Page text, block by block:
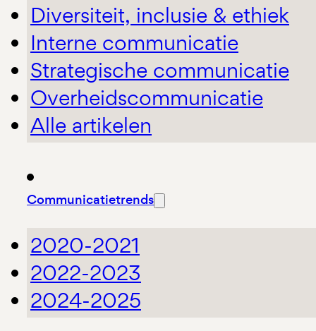
Diversiteit, inclusie & ethiek
Interne communicatie
Strategische communicatie
Overheidscommunicatie
Alle artikelen
Communicatietrends
2020-2021
2022-2023
2024-2025